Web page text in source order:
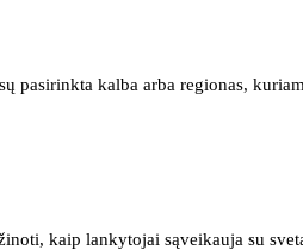
pasirinkta kalba arba regionas,
kaip lankytojai sąveikauja su